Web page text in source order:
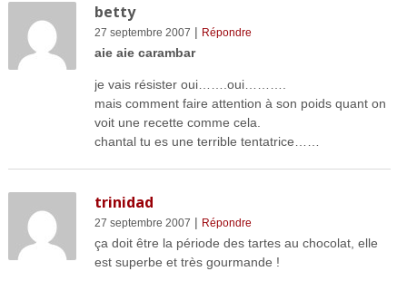
betty
27 septembre 2007 | Répondre
aie aie carambar
je vais résister oui…….oui……….
mais comment faire attention à son poids quant on
voit une recette comme cela.
chantal tu es une terrible tentatrice……
trinidad
27 septembre 2007 | Répondre
ça doit être la période des tartes au chocolat, elle
est superbe et très gourmande !